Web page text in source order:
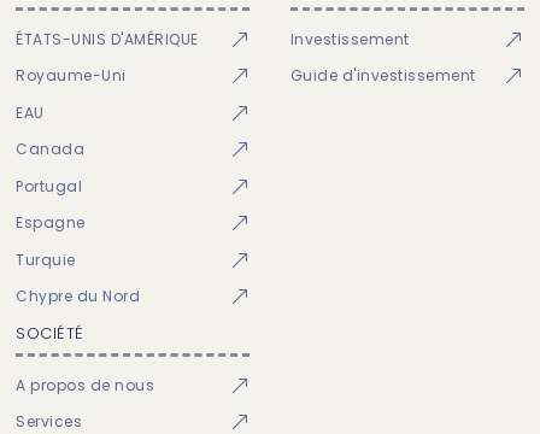
ÉTATS-UNIS D'AMÉRIQUE
Royaume-Uni
EAU
Canada
Portugal
Espagne
Turquie
Chypre du Nord
Investissement
Guide d'investissement
SOCIÉTÉ
A propos de nous
Services